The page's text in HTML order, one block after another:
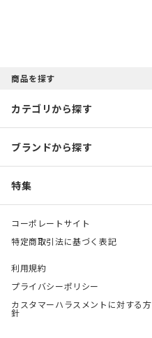
商品を探す
カテゴリから探す
ブランドから探す
特集
コーポレートサイト
特定商取引法に基づく表記
利用規約
プライバシーポリシー
カスタマーハラスメントに対する方
針